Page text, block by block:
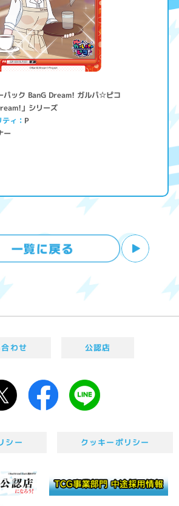
パック BanG Dream! ガルパ☆ピコ
」シリーズ
ティ P
ー
わせ 公認店
シー クッキーポリシー